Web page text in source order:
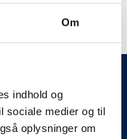
Om
indhold og
sociale medier og til
oplysninger om